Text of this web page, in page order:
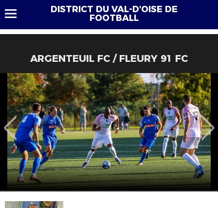
DISTRICT DU VAL-D'OISE DE
FOOTBALL
ARGENTEUIL FC / FLEURY 91 FC